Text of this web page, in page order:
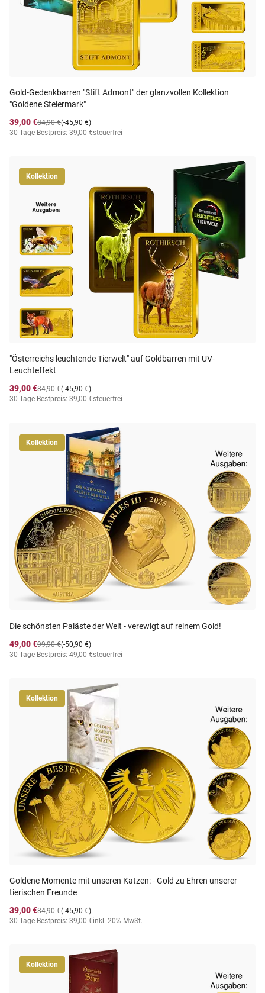
Gold-Gedenkbarren "Stift Admont" der glanzvollen Kollektion
"Goldene Steiermark"
39,00 €
(-45,90 €)
84,90 €
30-Tage-Bestpreis: 39,00 €steuerfrei
Kollektion
"Österreichs leuchtende Tierwelt" auf Goldbarren mit UV-
Leuchteffekt
39,00 €
(-45,90 €)
84,90 €
30-Tage-Bestpreis: 39,00 €steuerfrei
Kollektion
Die schönsten Paläste der Welt - verewigt auf reinem Gold!
49,00 €
(-50,90 €)
99,90 €
30-Tage-Bestpreis: 49,00 €steuerfrei
Kollektion
Goldene Momente mit unseren Katzen: - Gold zu Ehren unserer
tierischen Freunde
39,00 €
(-45,90 €)
84,90 €
30-Tage-Bestpreis: 39,00 €inkl. 20% MwSt.
Kollektion